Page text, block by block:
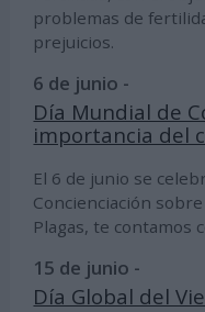
problemas de
prejuicios.
6 de junio -
Día Mundial de
importancia del
El 6 de junio se
Concienciación
Plagas, te contamos
15 de junio -
Día Global del